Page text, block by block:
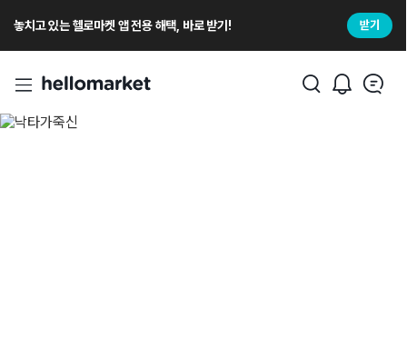
놓치고 있는 헬로마켓 앱 전용 해택, 바로 받기! 받기